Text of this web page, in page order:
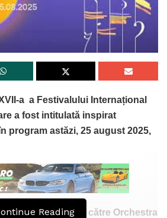
a a Festivalului Internațional
a fost intitulată inspirat
program astăzi, 25 august 2025,
a fost susținut de către Orchestra
Reading